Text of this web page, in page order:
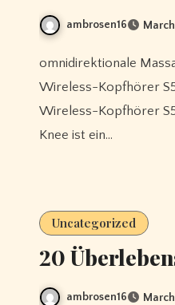
ambrosen16
omnidirektionale Massagerollen ermöglichen den Einsatz an vielen Stellen des Körpers, 1more Open-Ear-
Wireless-Kopfhörer
Wireless-Kopfhörer
Knee ist ein…
Uncategorized
20
ambrosen16